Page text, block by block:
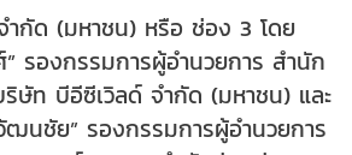
กัด (มหาชน) หรือ ช่อง 3 โดย
รองกรรมการผู้อำนวยการ สำนัก
ษัท บีอีซีเวิลด์ จำกัด (มหาชน) และ
ฒนชัย” รองกรรมการผู้อำนวยการ